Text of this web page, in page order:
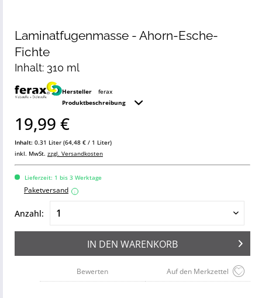
Laminatfugenmasse - Ahorn-Esche-
Fichte
Inhalt: 310 ml
Hersteller
ferax
Produktbeschreibung
19,99 €
Inhalt: 0.31 Liter (64,48 € / 1 Liter)
inkl. MwSt. zzgl. Versandkosten
Lieferzeit: 1 bis 3 Werktage
Paketversand i
Anzahl:
IN DEN WARENKORB
Auf den Merkzettel
Bewerten